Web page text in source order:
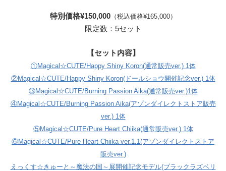
特別価格¥150,000（税込価格¥165,000）
限定数：5セット
【セット内容】
①Magical☆CUTE/Happy Shiny Koron(通常販売ver.) 1体
②Magical☆CUTE/Happy Shiny Koron(ドールショウ開催記念ver.) 1体
③Magical☆CUTE/Burning Passion Aika(通常販売ver.)1体
④Magical☆CUTE/Burning Passion Aika(アゾンダイレクトストア販売
ver.) 1体
⑤Magical☆CUTE/Pure Heart Chiika(通常販売ver.) 1体
⑥Magical☆CUTE/Pure Heart Chiika ver.1.1(アゾンダイレクトストア
販売ver.)
えっくす☆きゅーと～魔法の国～展開催記念モデル(ブラックラズベリ